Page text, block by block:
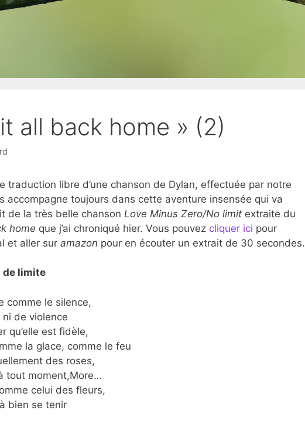
all back home » (2)
traduction libre d’une chanson de Dylan, effectuée par notre
accompagne toujours dans cette aventure insensée qui va
de la très belle chanson Love Minus Zero/No limit extraite du
home que j’ai chroniqué hier. Vous pouvez cliquer ici pour
et aller sur amazon pour en écouter un extrait de 30 secondes.
de limite
comme le silence,
de violence
qu’elle est fidèle,
la glace, comme le feu
des roses,
tout moment,More…
celui des fleurs,
bien se tenir